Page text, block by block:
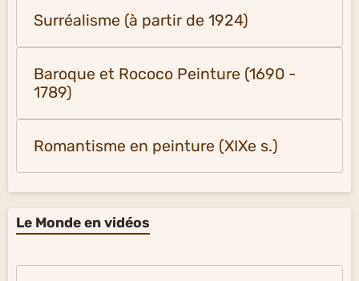
Surréalisme (à partir de 1924)
Baroque et Rococo Peinture (1690 -
1789)
Romantisme en peinture (XIXe s.)
Le Monde en vidéos